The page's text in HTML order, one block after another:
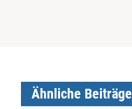
Ähnliche Beiträge